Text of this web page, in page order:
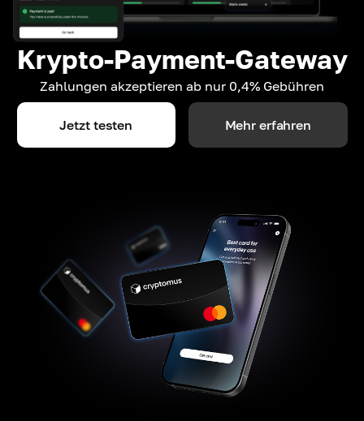
Krypto-Payment-Gateway
Zahlungen akzeptieren ab nur 0,4% Gebühren
Jetzt testen Mehr erfahren